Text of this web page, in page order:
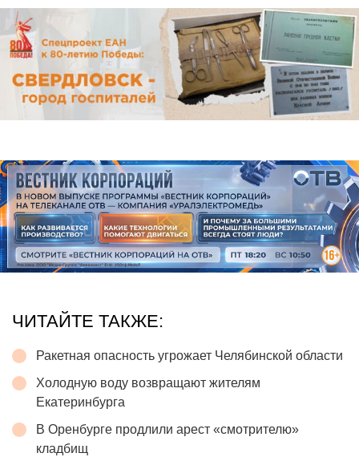
ЧИТАЙТЕ ТАКЖЕ:
Ракетная опасность угрожает Челябинской области
Холодную воду возвращают жителям
Екатеринбурга
В Оренбурге продлили арест «смотрителю»
кладбищ